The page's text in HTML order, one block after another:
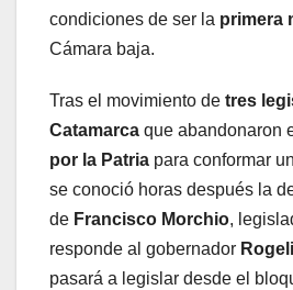
condiciones de ser la primera
Cámara baja.
Tras el movimiento de tres
Catamarca que abandonaron
por la Patria para conformar
se conoció horas después la
de Francisco Morchio,
responde al gobernador
pasará a legislar desde el